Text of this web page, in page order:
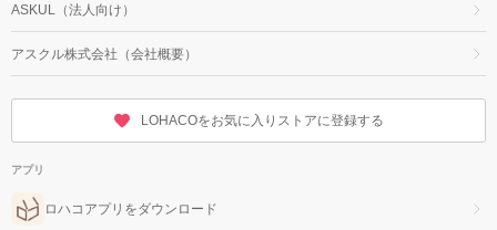
ASKUL（法人向け）
アスクル株式会社（会社概要）
LOHACOをお気に入りストアに登録する
アプリ
ロハコアプリをダウンロード